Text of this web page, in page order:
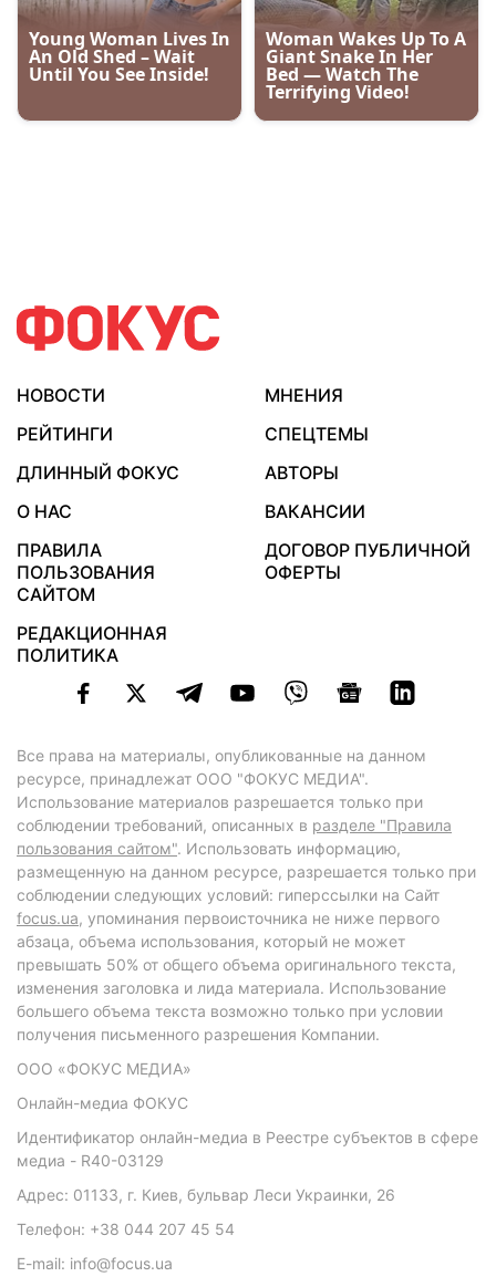
НОВОСТИ
МНЕНИЯ
РЕЙТИНГИ
СПЕЦТЕМЫ
ДЛИННЫЙ ФОКУС
АВТОРЫ
О НАС
ВАКАНСИИ
ПРАВИЛА
ПОЛЬЗОВАНИЯ
САЙТОМ
ДОГОВОР ПУБЛИЧНОЙ
ОФЕРТЫ
РЕДАКЦИОННАЯ
ПОЛИТИКА
Все права на материалы, опубликованные на данном
ресурсе, принадлежат ООО "ФОКУС МЕДИА".
Использование материалов разрешается только при
соблюдении требований, описанных в разделе "Правила
пользования сайтом". Использовать информацию,
размещенную на данном ресурсе, разрешается только при
соблюдении следующих условий: гиперссылки на Сайт
focus.ua, упоминания первоисточника не ниже первого
абзаца, объема использования, который не может
превышать 50% от общего объема оригинального текста,
изменения заголовка и лида материала. Использование
большего объема текста возможно только при условии
получения письменного разрешения Компании.
ООО «ФОКУС МЕДИА»
Онлайн-медиа ФОКУС
Идентификатор онлайн-медиа в Реестре субъектов в сфере
медиа - R40-03129
Адрес: 01133, г. Киев, бульвар Леси Украинки, 26
Телефон: +38 044 207 45 54
E-mail: info@focus.ua